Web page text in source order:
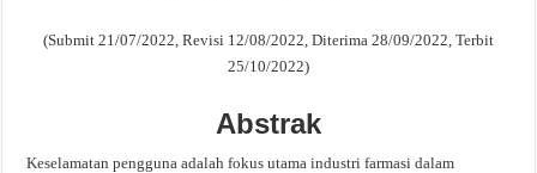
(Submit 21/07/2022, Revisi 12/08/2022, Diterima 28/09/2022, Terbit
25/10/2022)
Abstrak
Keselamatan pengguna adalah fokus utama industri farmasi dalam